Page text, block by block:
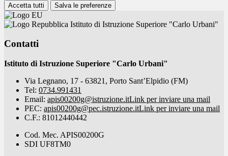
Accetta tutti Salva le preferenze
Istituto di Istruzione Superiore "Carlo Urbani"
Contatti
Istituto di Istruzione Superiore "Carlo Urbani"
Via Legnano, 17 - 63821, Porto Sant’Elpidio (FM)
Tel: 0734.991431
Email: apis00200g@istruzione.itLink per inviare una mail
PEC: apis00200g@pec.istruzione.itLink per inviare una mail
C.F.: 81012440442
Cod. Mec. APIS00200G
SDI UF8TM0